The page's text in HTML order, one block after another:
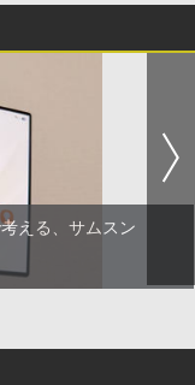
える、サムスン